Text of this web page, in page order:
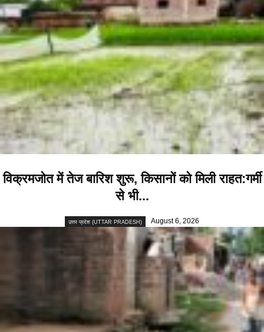
विक्रमजोत में तेज बारिश शुरू, किसानों को मिली राहत:गर्मी
से भी...
उत्तर प्रदेश (UTTAR PRADESH) August 6, 2026